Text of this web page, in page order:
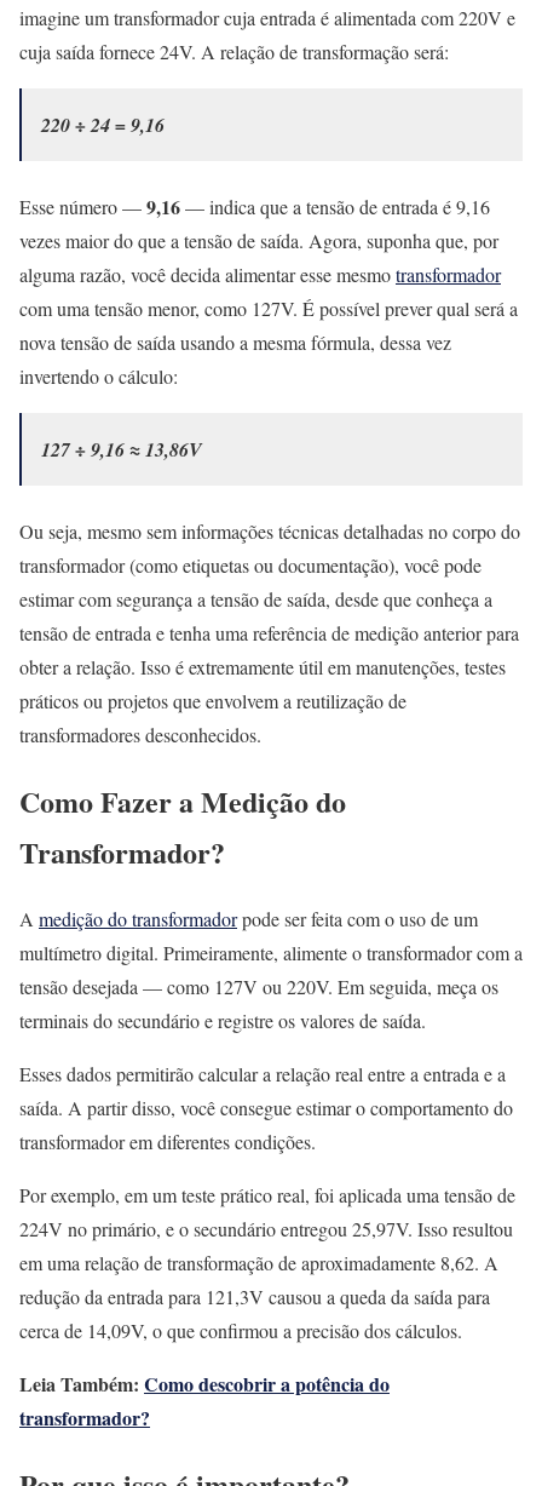
imagine um transformador cuja entrada é alimentada com 220V e
cuja saída fornece 24V. A relação de transformação será:
220 ÷ 24 = 9,16
Esse número —9,16— indica que a tensão de entrada é 9,16
vezes maior do que a tensão de saída. Agora, suponha que, por
alguma razão, você decida alimentar esse mesmotransformador
com uma tensão menor, como 127V. É possível prever qual será a
nova tensão de saída usando a mesma fórmula, dessa vez
invertendo o cálculo:
127 ÷ 9,16 ≈ 13,86V
Ou seja, mesmo sem informações técnicas detalhadas no corpo do
transformador (como etiquetas ou documentação), você pode
estimar com segurança a tensão de saída, desde que conheça a
tensão de entrada e tenha uma referência de medição anterior para
obter a relação. Isso é extremamente útil em manutenções, testes
práticos ou projetos que envolvem a reutilização de
transformadores desconhecidos.
Como Fazer a Medição do
Transformador?
A medição do transformadorpode ser feita com o uso de um
multímetro digital. Primeiramente, alimente o transformador com a
tensão desejada — como 127V ou 220V. Em seguida, meça os
terminais do secundário e registre os valores de saída.
Esses dados permitirão calcular a relação real entre a entrada e a
saída. A partir disso, você consegue estimar o comportamento do
transformador em diferentes condições.
Por exemplo, em um teste prático real, foi aplicada uma tensão de
224V no primário, e o secundário entregou 25,97V. Isso resultou
em uma relação de transformação de aproximadamente 8,62. A
redução da entrada para 121,3V causou a queda da saída para
cerca de 14,09V, o que confirmou a precisão dos cálculos.
Leia Também: Como descobrir a potência do
transformador?